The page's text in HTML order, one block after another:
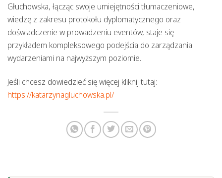
Głuchowska, łącząc swoje umiejętności tłumaczeniowe,
wiedzę z zakresu protokołu dyplomatycznego oraz
doświadczenie w prowadzeniu eventów, staje się
przykładem kompleksowego podejścia do zarządzania
wydarzeniami na najwyższym poziomie.
Jeśli chcesz dowiedzieć się więcej kliknij tutaj:
https://katarzynagluchowska.pl/